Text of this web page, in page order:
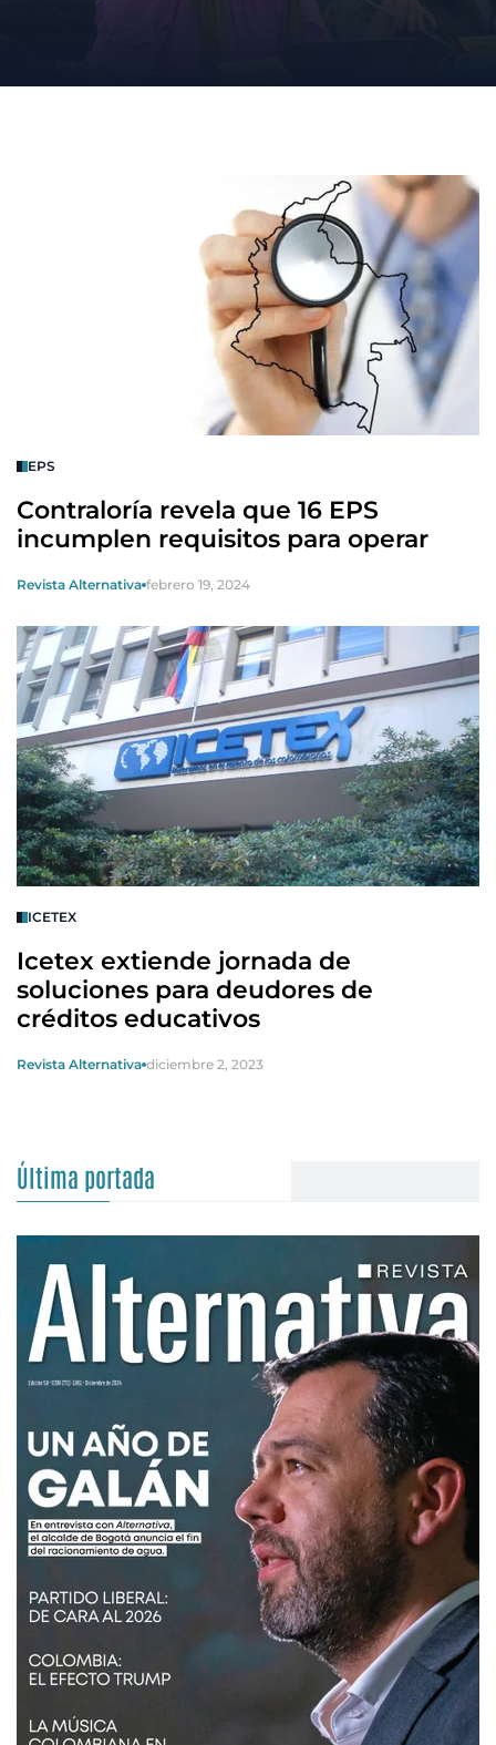
EPS
Contraloría revela que 16 EPS
incumplen requisitos para operar
Revista Alternativa febrero 19, 2024
ICETEX
Icetex extiende jornada de
soluciones para deudores de
créditos educativos
Revista Alternativa diciembre 2, 2023
Última portada